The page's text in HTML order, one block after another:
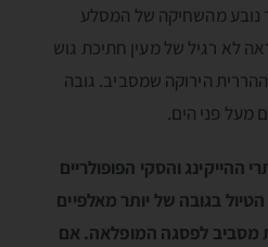
נובע מהשחיקה של המסלע
לא רגיל של מעין חתיכת גוש
הירוקה שמסביב. גובה
והסקי הפופולריים
בגובה של יותר מאלפיים
מסביב לפסגה המופלאה. אם